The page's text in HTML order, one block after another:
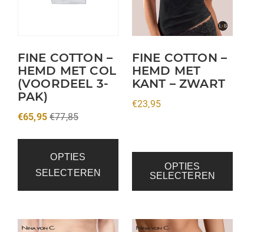
FINE COTTON –
HEMD MET COL
(VOORDEEL 3-
PAK)
€65,95 €77,85
OPTIES
SELECTEREN
FINE COTTON –
HEMD MET
KANT – ZWART
€23,95
OPTIES
SELECTEREN
variaties.
Deze
optie
kan
gekozen
worden
op
Dit
Dit